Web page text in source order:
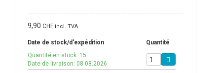
9,90 CHF incl. TVA
Date de stock/d'expédition
Quantité
Quantité en stock: 15
Date de livraison: 08.08.2026